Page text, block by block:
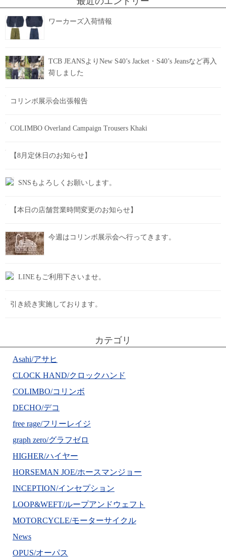
ワーカーズ入荷情報
TCB JEANSよりNew S40’s Jacket・S40’s Jeansなど再入
荷しました
コリンボ展示会出張報告
COLIMBO Overland Campaign Trousers Khaki
【8月定休日のお知らせ】
SNSもよろしくお願いします。
【本日の店舗営業時間変更のお知らせ】
今週はコリンボ展示会へ行ってきます。
LINEもご利用下さいませ。
引き続き実施しております。
カテゴリ
Asahi/アサヒ
CLOCK HAND/クロックハンド
COLIMBO/コリンボ
DECHO/デコ
free rage/フリーレイジ
graph zero/グラフゼロ
HIGHER/ハイヤー
HORSEMAN JOE/ホースマンジョー
INCEPTION/インセプション
LOOP&WEFT/ループアンドウェフト
MOTORCYCLE/モーターサイクル
News
OPUS/オーパス